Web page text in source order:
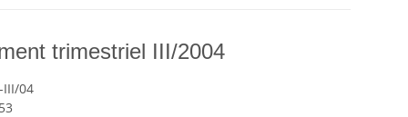
trimestriel III/2004
III/04